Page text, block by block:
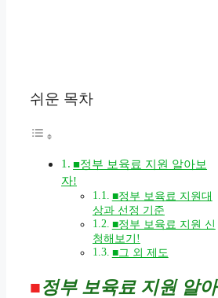
쉬운 목차
■정부 보육료 지원 알아보
자!
■정부 보육료 지원대
상과 선정 기준
■정부 보육료 지원 신
청해보기!
■그 외 제도
■정부 보육료 지원 알아